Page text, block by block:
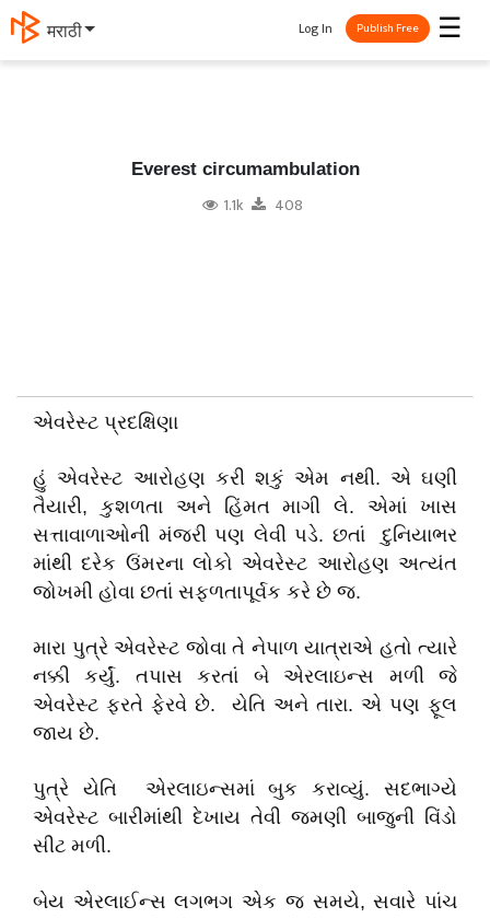
मराठी ☰
Log In Publish Free
Everest circumambulation
1.1k 408
એવરેસ્ટ પ્રદક્ષિણા
હું એવરેસ્ટ આરોહણ કરી શકું એમ નથી. એ ઘણી
તૈયારી, કુશળતા અને હિંમત માગી લે. એમાં ખાસ
સત્તાવાળાઓની મંજરી પણ લેવી પડે. છતાં દુનિયાભર
માંથી દરેક ઉંમરના લોકો એવરેસ્ટ આરોહણ અત્યંત
જોખમી હોવા છતાં સફળતાપૂર્વક કરે છે જ.
મારા પુત્રે એવરેસ્ટ જોવા તે નેપાળ યાત્રાએ હતો ત્યારે
નક્કી કર્યું. તપાસ કરતાં બે એરલાઇન્સ મળી જે
એવરેસ્ટ ફરતે ફેરવે છે. યેતિ અને તારા. એ પણ ફૂલ
જાય છે.
પુત્રે યેતિ એરલાઇન્સમાં બુક કરાવ્યું. સદભાગ્યે
એવરેસ્ટ બારીમાંથી દેખાય તેવી જમણી બાજુની વિંડો
સીટ મળી.
બેય એરલાઈન્સ લગભગ એક જ સમયે, સવારે પાંચ